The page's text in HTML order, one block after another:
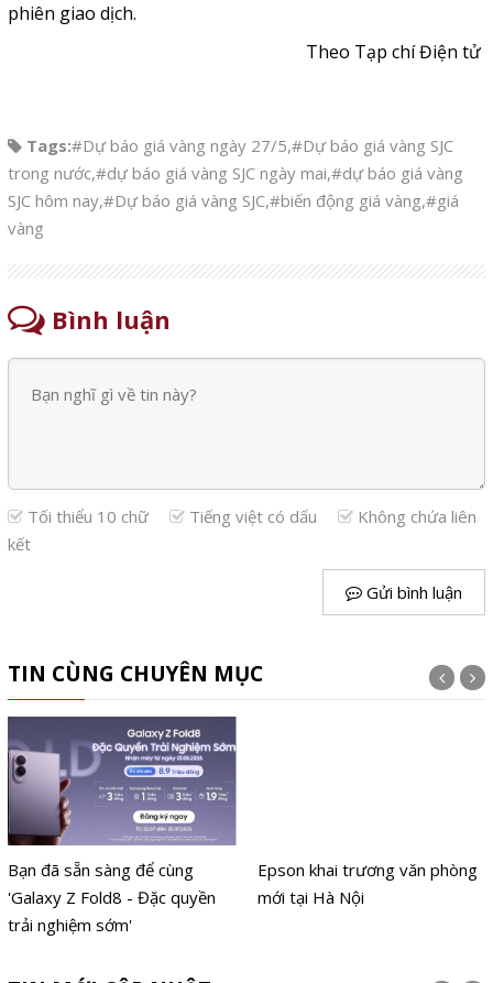
phiên giao dịch.
Theo Tạp chí Điện tử
Tags:#Dự báo giá vàng ngày 27/5,#Dự báo giá vàng SJC
trong nước,#dự báo giá vàng SJC ngày mai,#dự báo giá vàng
SJC hôm nay,#Dự báo giá vàng SJC,#biến động giá vàng,#giá
vàng
Bình luận
Tối thiểu 10 chữ Tiếng việt có dấu
Không chứa liên
kết
Gửi bình luận
TIN CÙNG CHUYÊN MỤC
Bạn đã sẵn sàng để cùng
'Galaxy Z Fold8 - Đặc quyền
trải nghiệm sớm'
Epson khai trương văn phòng
mới tại Hà Nội